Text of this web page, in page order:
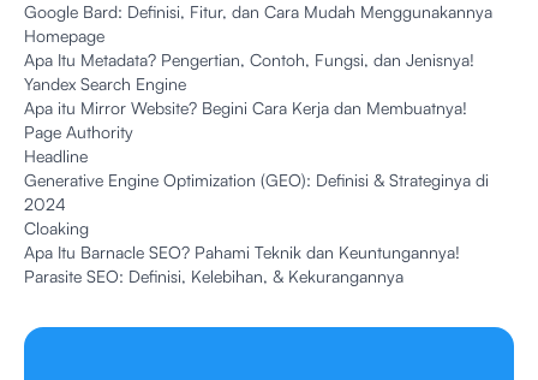
Google Bard: Definisi, Fitur, dan Cara Mudah Menggunakannya
Homepage
Apa Itu Metadata? Pengertian, Contoh, Fungsi, dan Jenisnya!
Yandex Search Engine
Apa itu Mirror Website? Begini Cara Kerja dan Membuatnya!
Page Authority
Headline
Generative Engine Optimization (GEO): Definisi & Strateginya di
2024
Cloaking
Apa Itu Barnacle SEO? Pahami Teknik dan Keuntungannya!
Parasite SEO: Definisi, Kelebihan, & Kekurangannya